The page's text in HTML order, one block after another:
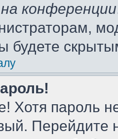
конференции
будете
Хотя пароль
Перейдите